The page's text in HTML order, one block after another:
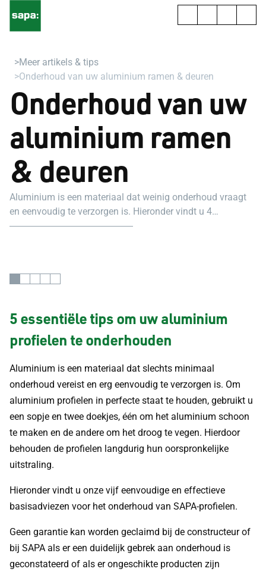
Meer artikels & tips
Onderhoud van uw aluminium ramen & deuren
Onderhoud van uw
aluminium ramen
& deuren
Aluminium is een materiaal dat weinig onderhoud vraagt
en eenvoudig te verzorgen is. Hieronder vindt u 4
eenvoudige en effectieve tips om het aluminium van uw
5 essentiële tips om uw aluminium
profielen te onderhouden
Aluminium is een materiaal dat slechts minimaal
onderhoud vereist en erg eenvoudig te verzorgen is. Om
aluminium profielen in perfecte staat te houden, gebruikt u
een sopje en twee doekjes, één om het aluminium schoon
te maken en de andere om het droog te vegen. Hierdoor
behouden de profielen langdurig hun oorspronkelijke
uitstraling.
Hieronder vindt u onze vijf eenvoudige en effectieve
basisadviezen voor het onderhoud van SAPA-profielen.
Geen garantie kan worden geclaimd bij de constructeur of
bij SAPA als er een duidelijk gebrek aan onderhoud is
geconstateerd of als er ongeschikte producten zijn